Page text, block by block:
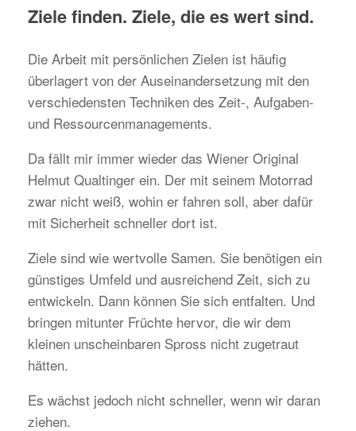
Ziele finden. Ziele, die es wert sind.
Die Arbeit mit persönlichen Zielen ist häufig
überlagert von der Auseinandersetzung mit den
verschiedensten Techniken des Zeit-, Aufgaben-
und Ressourcenmanagements.
Da fällt mir immer wieder das Wiener Original
Helmut Qualtinger ein. Der mit seinem Motorrad
zwar nicht weiß, wohin er fahren soll, aber dafür
mit Sicherheit schneller dort ist.
Ziele sind wie wertvolle Samen. Sie benötigen ein
günstiges Umfeld und ausreichend Zeit, sich zu
entwickeln. Dann können Sie sich entfalten. Und
bringen mitunter Früchte hervor, die wir dem
kleinen unscheinbaren Spross nicht zugetraut
hätten.
Es wächst jedoch nicht schneller, wenn wir daran
ziehen.